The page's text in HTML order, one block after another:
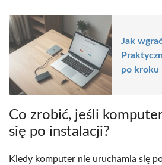
Jak
po kroku
Co zrobić, jeśli
się po instalacji?
Kiedy komputer nie uruchamia się